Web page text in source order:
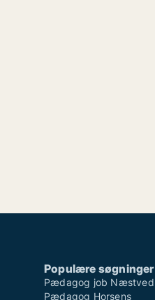
Populære søgninger
Pædagog job Næstved
Pædagog Horsens